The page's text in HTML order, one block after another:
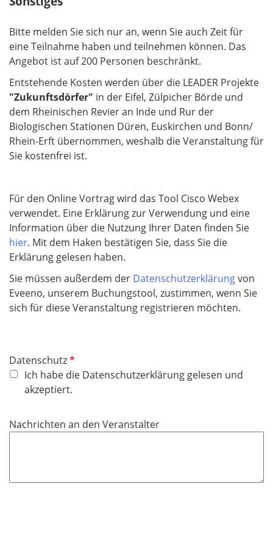
f
e
l
Bitte melden Sie sich nur an, wenn Sie auch Zeit für
eine Teilnahme haben und teilnehmen können. Das
Angebot ist auf 200 Personen beschränkt.
Entstehende Kosten werden über die LEADER Projekte
"Zukunftsdörfer" in der Eifel, Zülpicher Börde und
dem Rheinischen Revier an Inde und Rur der
Biologischen Stationen Düren, Euskirchen und Bonn/
Rhein-Erft übernommen, weshalb die Veranstaltung für
Sie kostenfrei ist.
Für den Online Vortrag wird das Tool Cisco Webex
verwendet. Eine Erklärung zur Verwendung und eine
Information über die Nutzung Ihrer Daten finden Sie
hier. Mit dem Haken bestätigen Sie, dass Sie die
Erklärung gelesen haben.
Sie müssen außerdem der Datenschutzerklärungvon
Eveeno, unserem Buchungstool, zustimmen, wenn Sie
sich für diese Veranstaltung registrieren möchten.
DatenschutzP
f
l
h
Ich habe die Datenschutzerklärung gelesen und
akzeptiert.
Nachrichten an den Veranstalter